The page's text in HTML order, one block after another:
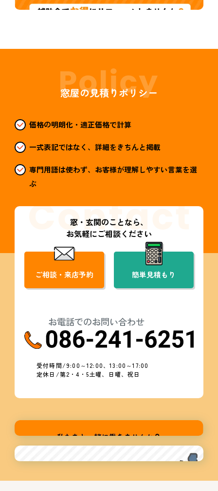
窓屋の見積りポリシー
価格の明朗化・適正価格で計算
一式表記ではなく、詳細をきちんと掲載
専門用語は使わず、お客様が理解しやすい言葉を選
ぶ
窓・玄関のことなら、
お気軽にご相談ください
ご相談・来店予約 簡単見積もり
お電話でのお問い合わせ
受付時間/9:00～12:00、13:00～17:00
定休日/第2・4・5土曜、日曜、祝日